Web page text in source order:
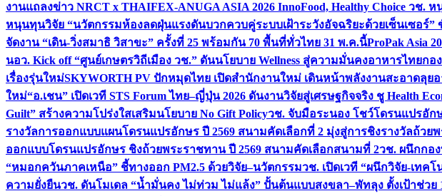
งานแถลงข่าว NRCT x THAIFEX-ANUGA ASIA 2026 InnoFood, Healthy Choice วช. ห
หนุนทุนวิจัย “นวัตกรรมห้องลดฝุ่นแรงดันบวกควบคู่ระบบเฝ้าระวังอัจฉริยะด้วยเซ็นเซอร์
จัดงาน “เดิน-วิ่งสมาธิ วิสาขะ” ครั้งที่ 25 พร้อมกัน 70 พื้นที่ทั่วไทย 31 พ.ค.นี้ProPak Asia
นอว. Kick off “ศูนย์เกษตรวิถีเมือง วช.” ดันนโยบาย Wellness สู่ความมั่นคงอาหารไทยกอ
เรื่องรุ่นใหม่SKYWORTH PV ปักหมุดไทย เปิดสำนักงานใหม่ เดินหน้าพลังงานสะอาดลุยอ
ใหม่“อ.เชน” เปิดเวที STS Forum ไทย–ญี่ปุ่น 2026 ดันงานวิจัยสู่เศรษฐกิจจริง ชู Health
Guilt” สร้างความโปร่งใสเสริมนโยบาย No Gift Policyวช. จับมือระนอง โชว์โดรนแปรอัก
รางวัลการออกแบบแผนโดรนแปรอักษร ปี 2569 สนามคัดเลือกที่ 2 มุ่งสู่การชิงรางวัลถ้วย
ออกแบบโดรนแปรอักษร ชิงถ้วยพระราชทาน ปี 2569 สนามคัดเลือกสนามที่ 2วช. ผนึกกอ
“หมอกควันภาคเหนือ” ชี้ทางออก PM2.5 ด้วยวิจัย–นวัตกรรมวช. เปิดเวที “ผนึกวิจัย-เทค
ความยั่งยืนวช. ดันโมเดล “น้ำมั่นคง ไม่ท่วม ไม่แล้ง” ปั้นต้นแบบสงขลา–พัทลุง ตั้งเป้าช่วย